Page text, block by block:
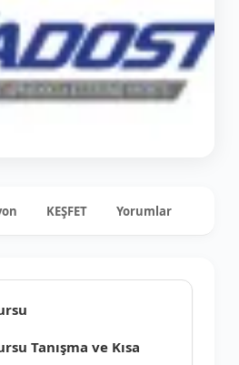
KEŞFET Yorumlar
Tanışma ve Kısa